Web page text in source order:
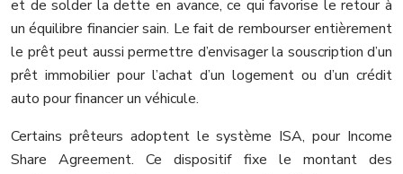
et de solder la dette en avance, ce qui favorise le retour à
un équilibre financier sain. Le fait de rembourser entièrement
le prêt peut aussi permettre d’envisager la souscription d’un
prêt immobilier pour l’achat d’un logement ou d’un crédit
auto pour financer un véhicule.
Certains prêteurs adoptent le système ISA, pour Income
Share Agreement. Ce dispositif fixe le montant des